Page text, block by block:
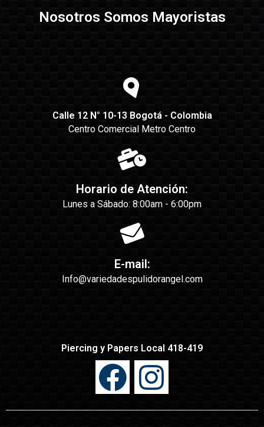
Nosotros Somos Mayoristas
Calle 12 N° 10-13 Bogotá - Colombia
Centro Comercial Metro Centro
Horario de Atención:
Lunes a Sábado: 8:00am - 6:00pm
E-mail:
Info@variedadespulidorangel.com
Piercing y Papers Local 418-419